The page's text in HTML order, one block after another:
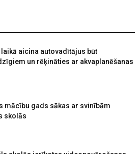
laikā aicina autovadītājus būt
un rēķināties ar akvaplanēšanas
mācību gads sākas ar svinībām
skolās